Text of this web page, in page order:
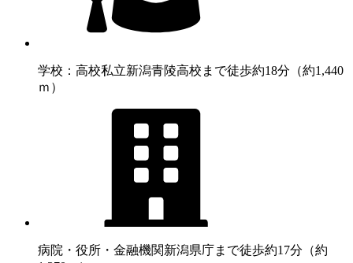
学校：高校私立新潟青陵高校まで徒歩約18分（約1,440
ｍ）
病院・役所・金融機関新潟県庁まで徒歩約17分（約